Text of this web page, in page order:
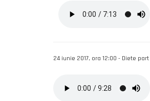
24 iunie 2017, ora 12:00 - Diete